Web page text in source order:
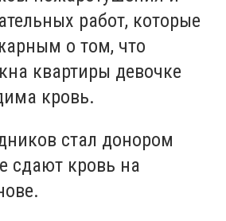
работ, которые
о том, что
квартиры девочке
кровь.
стал донором
сдают кровь на